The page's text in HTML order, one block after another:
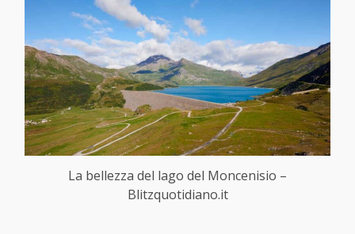
La bellezza del lago del Moncenisio –
Blitzquotidiano.it